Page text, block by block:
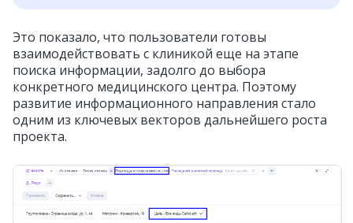
Это показало, что пользователи готовы
взаимодействовать с клиникой еще на этапе
поиска информации, задолго до выбора
конкретного медицинского центра. Поэтому
развитие информационного направления стало
одним из ключевых векторов дальнейшего роста
проекта.